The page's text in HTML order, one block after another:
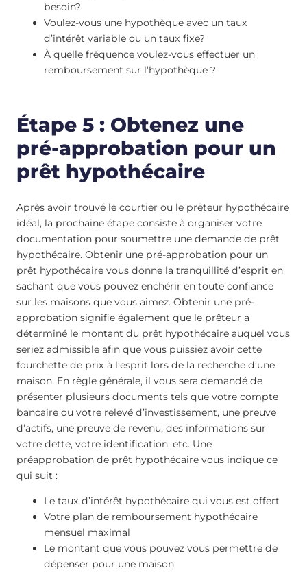
besoin?
Voulez-vous une hypothèque avec un taux
d’intérêt variable ou un taux fixe?
À quelle fréquence voulez-vous effectuer un
remboursement sur l’hypothèque ?
Étape 5 : Obtenez une
pré-approbation pour un
prêt hypothécaire
Après avoir trouvé le courtier ou le prêteur hypothécaire
idéal, la prochaine étape consiste à organiser votre
documentation pour soumettre une demande de prêt
hypothécaire. Obtenir une pré-approbation pour un
prêt hypothécaire vous donne la tranquillité d’esprit en
sachant que vous pouvez enchérir en toute confiance
sur les maisons que vous aimez. Obtenir une pré-
approbation signifie également que le prêteur a
déterminé le montant du prêt hypothécaire auquel vous
seriez admissible afin que vous puissiez avoir cette
fourchette de prix à l’esprit lors de la recherche d’une
maison. En règle générale, il vous sera demandé de
présenter plusieurs documents tels que votre compte
bancaire ou votre relevé d’investissement, une preuve
d’actifs, une preuve de revenu, des informations sur
votre dette, votre identification, etc. Une
préapprobation de prêt hypothécaire vous indique ce
qui suit :
Le taux d’intérêt hypothécaire qui vous est offert
Votre plan de remboursement hypothécaire
mensuel maximal
Le montant que vous pouvez vous permettre de
dépenser pour une maison